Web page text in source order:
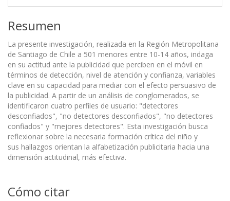
Resumen
La presente investigación, realizada en la Región Metropolitana
de Santiago de Chile a 501 menores entre 10-14 años, indaga
en su actitud ante la publicidad que perciben en el móvil en
términos de detección, nivel de atención y confianza, variables
clave en su capacidad para mediar con el efecto persuasivo de
la publicidad. A partir de un análisis de conglomerados, se
identificaron cuatro perfiles de usuario: "detectores
desconfiados", "no detectores desconfiados", "no detectores
confiados" y "mejores detectores". Esta investigación busca
reflexionar sobre la necesaria formación crítica del niño y
sus hallazgos orientan la alfabetización publicitaria hacia una
dimensión actitudinal, más efectiva.
Cómo citar